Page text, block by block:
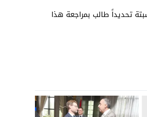
تحديداً طالب بمراجعة هذا